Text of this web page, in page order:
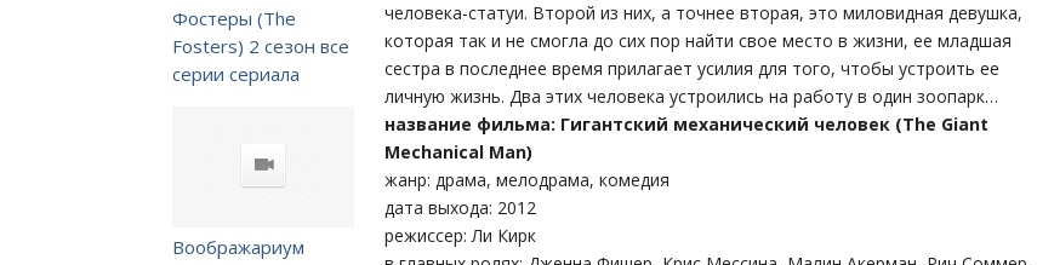
человека-статуи. Второй из них, а точнее вторая, это миловидная девушка,
которая так и не смогла до сих пор найти свое место в жизни, ее младшая
сестра в последнее время прилагает усилия для того, чтобы устроить ее
личную жизнь. Два этих человека устроились на работу в один зоопарк…
название фильма: Гигантский механический человек (The Giant
Mechanical Man)
жанр: драма, мелодрама, комедия
дата выхода: 2012
режиссер: Ли Кирк
Фостеры (The
Fosters) 2 сезон все
серии сериала
Воображариум